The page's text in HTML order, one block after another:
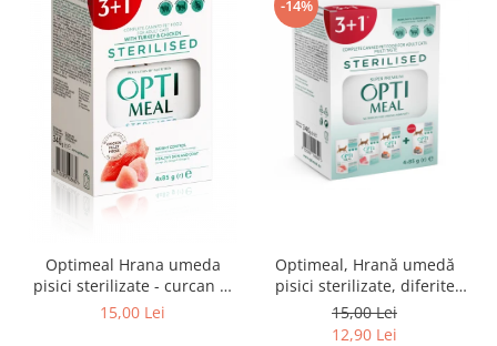
Optimeal Hrana umeda
pisici sterilizate - curcan si
pui in sos, set 3+1,
15,00 Lei
-14%
Optimeal, Hrană umedă
pisici sterilizate, diferite
arome, (3+1), 0.34kg
15,00 Lei
12,90 Lei